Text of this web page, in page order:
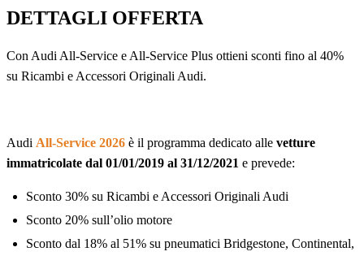
DETTAGLI OFFERTA
Con Audi All-Service e All-Service Plus ottieni sconti fino al 40%
su Ricambi e Accessori Originali Audi.
Audi All-Service 2026 è il programma dedicato alle vetture
immatricolate dal 01/01/2019 al 31/12/2021 e prevede:
Sconto 30% su Ricambi e Accessori Originali Audi
Sconto 20% sull’olio motore
Sconto dal 18% al 51% su pneumatici Bridgestone, Continental,